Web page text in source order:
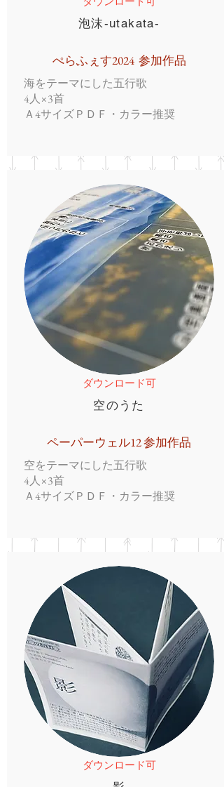
​泡沫-utakata-
​ぺらふぇす2024 参加作品
海をテーマにした五行歌
4人×3首
Ａ4サイズＰＤＦ・カラー推奨
ダウンロード可
空のうた
ペーパーウェル12 参加作品
空をテーマにした五行歌
4人×3首
Ａ4サイズＰＤＦ・カラー推奨
ダウンロード可